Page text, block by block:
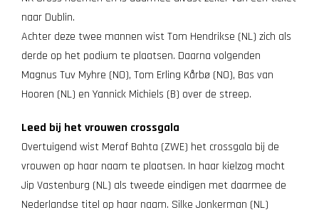
naar Dublin.
Achter deze twee mannen wist Tom Hendrikse (NL) zich als
derde op het podium te plaatsen. Daarna volgenden
Magnus Tuv Myhre (NO), Tom Erling Kårbø (NO), Bas van
Hooren (NL) en Yannick Michiels (B) over de streep.
Leed bij het vrouwen crossgala
Overtuigend wist Meraf Bahta (ZWE) het crossgala bij de
vrouwen op haar naam te plaatsen. In haar kielzog mocht
Jip Vastenburg (NL) als tweede eindigen met daarmee de
Nederlandse titel op haar naam. Silke Jonkerman (NL)